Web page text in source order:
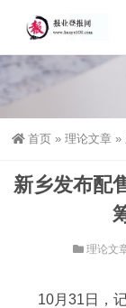
首页 » 理论文章 »
新乡发布配
理论文
10月31日，